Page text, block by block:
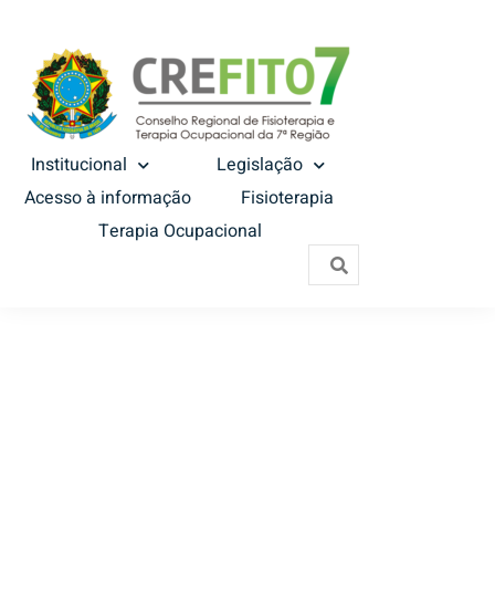
Institucional
Legislação
Acesso à informação
Fisioterapia
Terapia Ocupacional